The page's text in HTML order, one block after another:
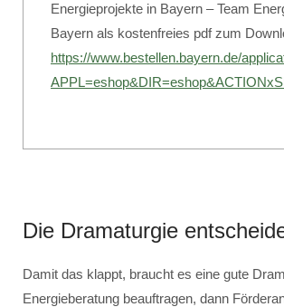
Energieprojekte in Bayern – Team
Bayern als kostenfreies pdf zum
https://www.bestellen.bayern.de/
Die Dramaturgie
Damit das klappt, braucht es eine gute
Energieberatung beauftragen, dann